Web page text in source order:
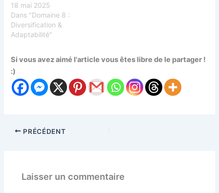
18 mai 2025
Dans "Domaine 8 :
Diversification &
Adaptabilité"
Si vous avez aimé l'article vous êtes libre de le partager !
:)
PRÉCÉDENT
Laisser un commentaire